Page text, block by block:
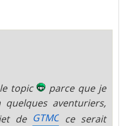
topic
parce que je
aventuriers,
de GTMC ce serait